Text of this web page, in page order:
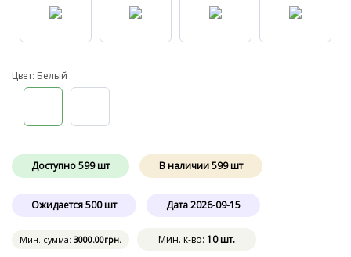
Цвет: Белый
Доступно599 шт В наличии599шт
Ожидается500шт Дата2026-09-15
Мин. сумма: 3000.00грн. Мин. к-во: 10 шт.